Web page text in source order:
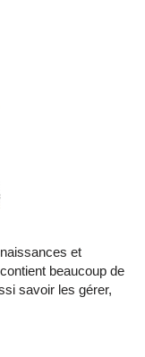
et
beaucoup de
savoir les gérer,